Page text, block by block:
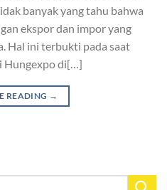
banyak yang tahu bahwa
ekspor dan impor yang
Hal ini terbukti pada saat
Hungexpo di[…]
READING →